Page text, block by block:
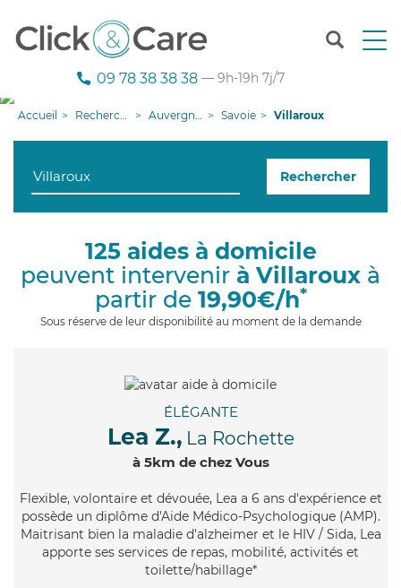
T
n
g
i
09 78 38 38 38 — 9h-19h 7j/7
Accueil Recherche aide à domicile Auvergne-Rhône-Alpes Savoie Villaroux
Rechercher
125 aides à domicile
peuvent intervenir à Villaroux à
partir de 19,90€/h*
Sous réserve de leur disponibilité au moment de la demande
ÉLÉGANTE
Lea Z., La Rochette
à 5km de chez Vous
Flexible, volontaire et dévouée, Lea a 6 ans d'expérience et
possède un diplôme d'Aide Médico-Psychologique (AMP).
Maitrisant bien la maladie d'alzheimer et le HIV / Sida, Lea
apporte ses services de repas, mobilité, activités et
toilette/habillage*